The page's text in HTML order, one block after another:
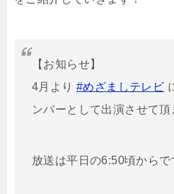
【お知らせ】
4月より #めざましテレビ
ンバーとして出演させて頂
放送は平日の6:50頃からで